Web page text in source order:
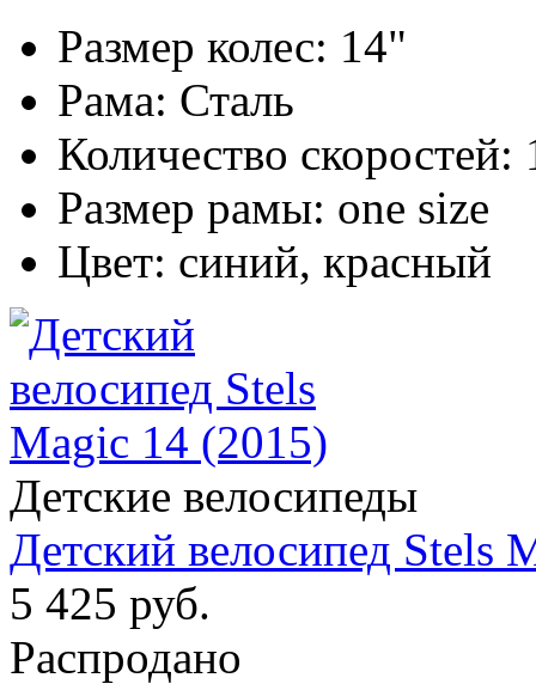
Размер колес: 14"
Рама: Сталь
Количество скоростей:
Размер рамы: one size
Цвет: синий, красный
Детские велосипеды
Детский велосипед Stels
5 425 руб.
Распродано